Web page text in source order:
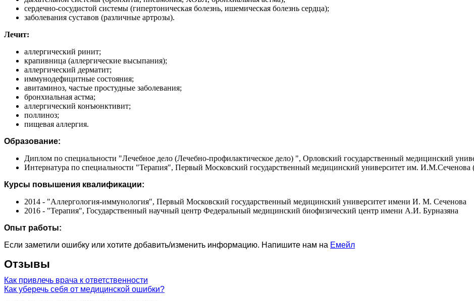
сердечно-сосудистой системы (гипертоническая болезнь, ишемическая болезнь сердца);
заболевания суставов (различные артрозы).
Лечит:
аллергический ринит;
крапивница (аллергические высыпания);
аллергический дерматит;
иммунодефицитные состояния;
авитаминоз, частые простудные заболевания;
бронхиальная астма;
аллергический конъюнктивит;
поллиноз;
пищевая аллергия.
Образование:
Диплом по специальности "Лечебное дело (Лечебно-профилактическое дело) ", Орловский государственный медицинский
Интернатура по специальности "Терапия", Первый Московский государственный медицинский университет им. И.М.Сеченова
Курсы повышения квалификации:
2014 - "Аллергология-иммунология", Первый Московский государственный медицинский университет имени И. М. Сеченова
2016 - "Терапия", Государственный научный центр Федеральный медицинский биофизический центр имени А.И. Бурназяна
Опыт работы:
Если заметили ошибку или хотите добавить/изменить информацию. Напишите нам на Емейл
Отзывы
Как привлечь врача к ответственности
Как уберечь себя от медицинской ошибки?